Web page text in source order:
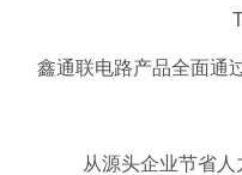
鑫通联电路产品全面通
从源头企业节省